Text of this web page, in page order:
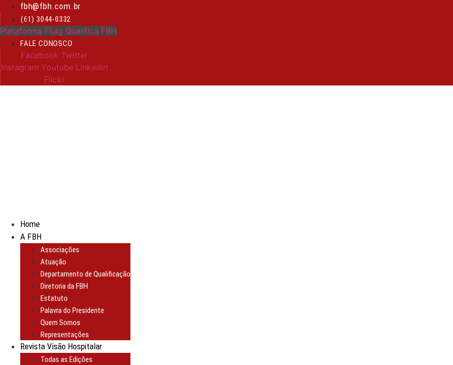
para
o
conteúdo
fbh@fbh.com.br
(61) 3044-0332
Plataforma Fluig Qualifica FBH
FALE CONOSCO
Facebook Twitter
Instagram Youtube Linkedin
Flickr
Home
A FBH
Associações
Atuação
Departamento de Qualificação
Diretoria da FBH
Estatuto
Palavra do Presidente
Quem Somos
Representações
Revista Visão Hospitalar
Todas as Edições